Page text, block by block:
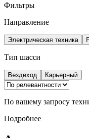
Фильтры
Направление
Электрическая техника
Тип шасси
Вездеход Карьерный
По вашему запросу
Подробнее